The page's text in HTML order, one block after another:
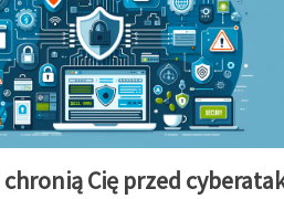
chronią Cię przed